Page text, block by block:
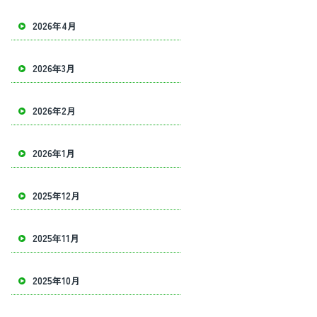
2026年4月
2026年3月
2026年2月
2026年1月
2025年12月
2025年11月
2025年10月